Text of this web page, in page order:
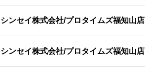
シンセイ株式会社/プロタイムズ福知山店
シンセイ株式会社/プロタイムズ福知山店